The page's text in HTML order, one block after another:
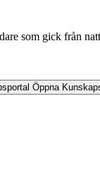
som gick från
Öppna